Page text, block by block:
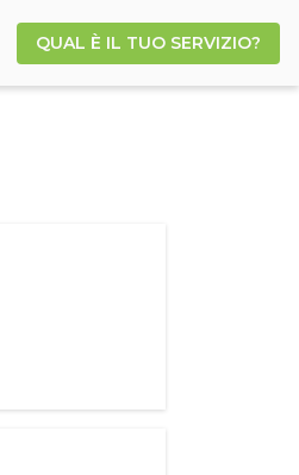
QUAL È IL TUO SERVIZIO?